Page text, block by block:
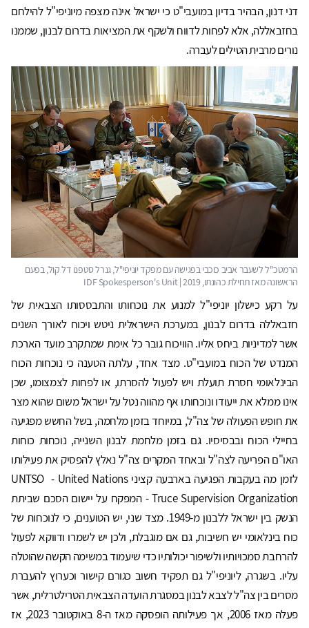
דני דנון, הבהיר בדיון במועבי"ט כי ישראל אינה מצפה מיוניפי"ל להילחם
בחזבאללה, אלא לפחות לדווח ולשקף את המציאות בדרום לבנון, שממנו
נורים מרבית הטילים לעברה.
על רקע כישלון יוניפי"ל למנוע את נוכחותו והתבססותו הצבאית של
חזבאללה בדרום לבנון, במערכת הישראלית ניטש ויכוח לאורך השנים
אשר למדיניות ביחס אליו. הוויכוח גובר כל אימת שמתקרב מועד הארכת
המנדט של הכוח במועבי"ט. מצד אחד, עלתה הטענה כי נוכחות הכוח
הבינלאומי חסרת תועלת ויש לפעול להסרתו, או לפחות לצמצומו, שכן
אינו ממלא את ייעודו ונוכחותו אף מהווה נטל על ישראל משום שהוא מצר
את חופש הפעולה של צה"ל, במיוחד בזמן מלחמה, בשל החשש מפגיעה
בחיילי הכוח ובבסיסיו. גם בזמן מלחמת לבנון השנייה, נוכחות כוחות
האו"ם הפריעה לצה"ל ובאחד המקרים צה"ל נאלץ להפסיק את פעילותו
לזמן מה בעקבות הפגיעה בארבעה קציני UNTSO - United Nations
Truce Supervision Organization - המפקח על יישום הסכם שביתת
הנשק בין ישראל ללבנון מ-1949. מצד שני, יש הטוענים, כי לנוכחות של
כוח בינלאומי יש חשיבות, גם אם מוגבלת, ולכן יש לשמרו ודווקא לפעול
להרחבת סמכויותיו ולשיפור יכולותיו כדי שיעמוד במשימה הקשה שהוטלה
עליו. בשגרה, ליוניפי"ל גם תפקיד חשוב כגורם קישור וכערוץ להעברת
מסרים בין צה"ל לצבא לבנון במסגרת הועדה הצבאית הטרילטרלית, אשר
פעלה מאז 2006, אך פעילותה הופסקה מאז ה-8 באוקטובר 2023, אז